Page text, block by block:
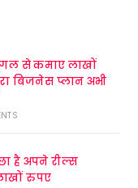
से कमाए लाखों
बिजनेस प्लान अभी
है अपने रील्स
रुपए